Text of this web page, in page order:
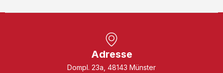
Adresse
Dompl. 23a, 48143 Münster